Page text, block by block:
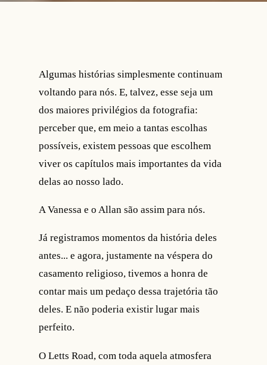
Algumas histórias simplesmente continuam
voltando para nós. E, talvez, esse seja um
dos maiores privilégios da fotografia:
perceber que, em meio a tantas escolhas
possíveis, existem pessoas que escolhem
viver os capítulos mais importantes da vida
delas ao nosso lado.
A Vanessa e o Allan são assim para nós.
Já registramos momentos da história deles
antes... e agora, justamente na véspera do
casamento religioso, tivemos a honra de
contar mais um pedaço dessa trajetória tão
deles. E não poderia existir lugar mais
perfeito.
O Letts Road, com toda aquela atmosfera